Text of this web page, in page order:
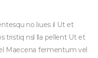
no liues il Ut et
tristiq nsl lla pellent Ut et
Maecena fermentum vel